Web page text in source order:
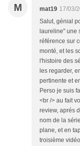
M mat19 17/03/
Salut, génial
laureline" une
référence sur
monté, et les
l'histoire des
les regarder,
pertinente et
Perso je suis
<br /> au fait
review, aprés
nom de la
plane, et en
troisième